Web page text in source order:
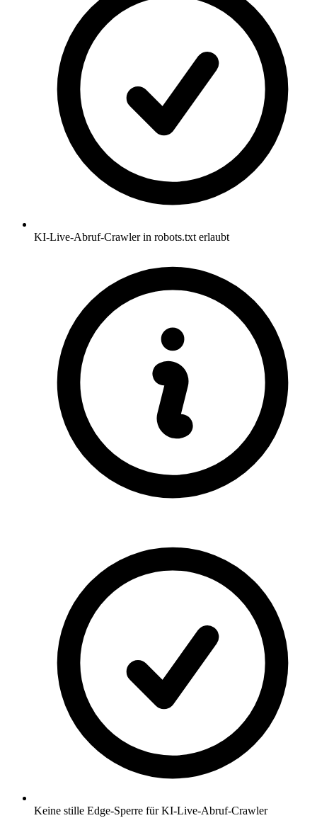
KI-Live-Abruf-Crawler in robots.txt erlaubt
Keine stille Edge-Sperre für KI-Live-Abruf-Crawler